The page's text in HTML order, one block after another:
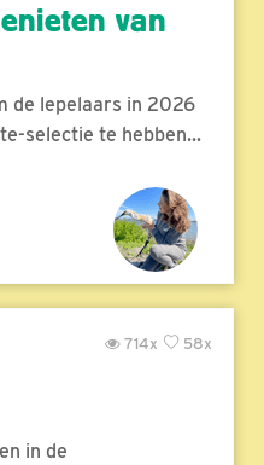
van
de lepelaars in 2026
selectie te hebben...
58x
714x
in de